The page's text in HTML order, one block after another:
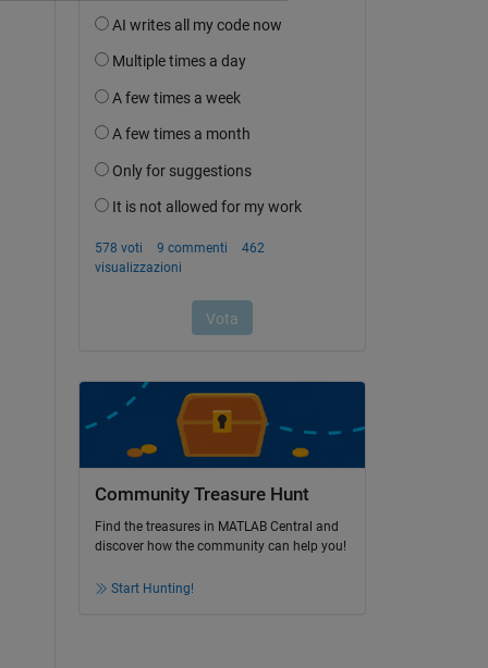
Community Treasure Hunt
Find the treasures in MATLAB Central and
discover how the community can help you!
Start Hunting!